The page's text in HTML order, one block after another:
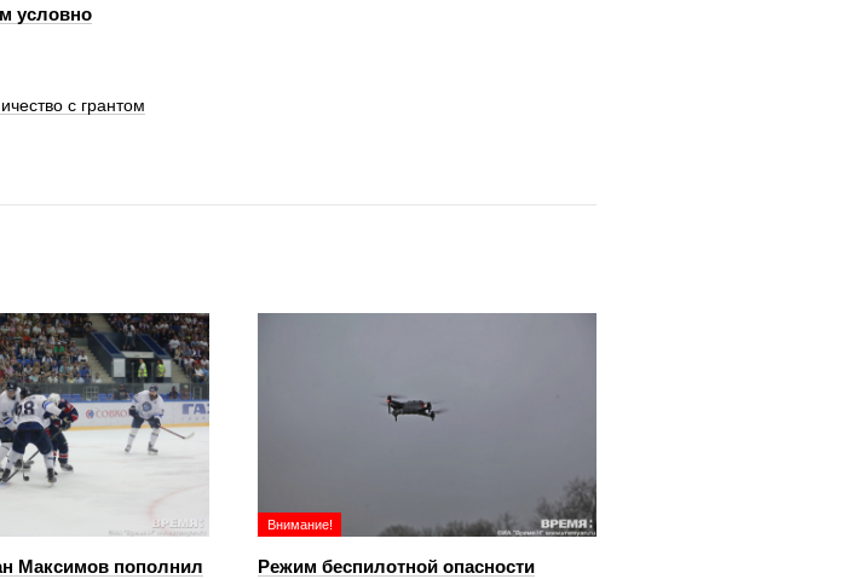
условно
с грантом
Максимов пополнил
Внимание!
Режим беспилотной опасности